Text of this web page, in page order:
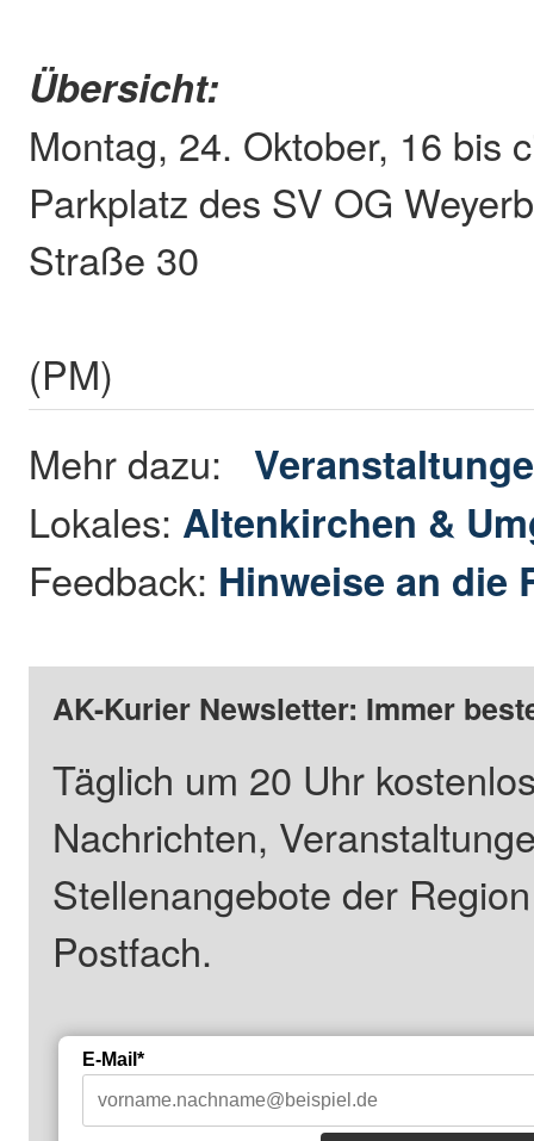
Übersicht:
Montag, 24. Oktober, 16 bis
Parkplatz des SV OG
Straße 30
(PM)
Mehr dazu:
Lokales: Altenkirchen &
Feedback: Hinweise an die
AK-Kurier Newsletter: Immer
Täglich um 20 Uhr
Nachrichten,
Stellenangebote der
Postfach.
E-Mail*